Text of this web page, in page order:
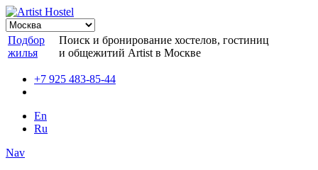
Подбор
жилья
Поиск и бронирование хостелов, гостиниц
и общежитий Artist в Москве
+7 925 483-85-44
En
Ru
Nav